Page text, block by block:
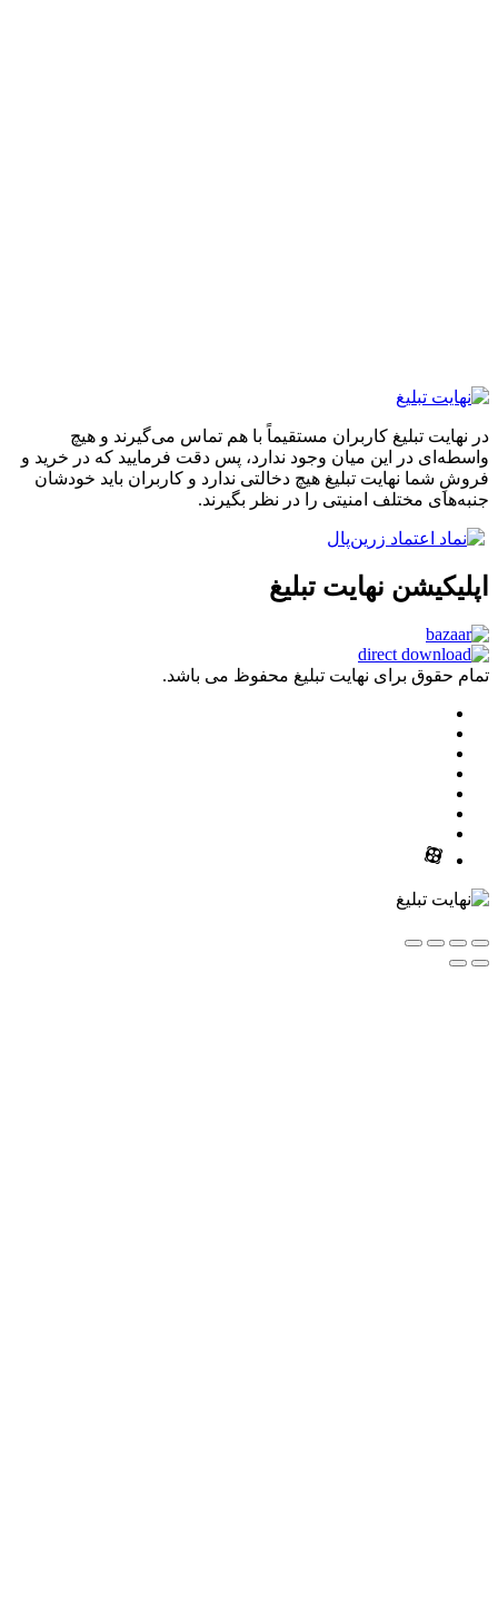
تبلیغ کاربران مستقیماً با هم تماس می‌گیرند و هیچ
در این میان وجود ندارد، پس دقت فرمایید که در خرید و
نهایت تبلیغ هیچ دخالتی ندارد و کاربران باید خودشان
مختلف امنیتی را در نظر بگیرند.
نهایت تبلیغ
برای نهایت تبلیغ محفوظ می باشد.